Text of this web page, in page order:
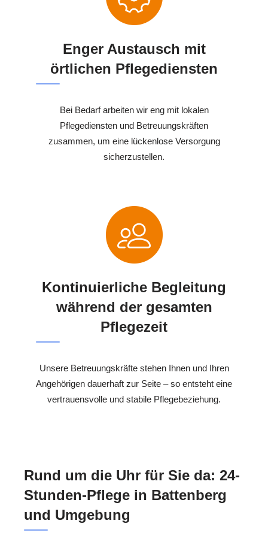
Enger Austausch mit
örtlichen Pflegediensten
Bei Bedarf arbeiten wir eng mit lokalen
Pflegediensten und Betreuungskräften
zusammen, um eine lückenlose Versorgung
sicherzustellen.
Kontinuierliche Begleitung
während der gesamten
Pflegezeit
Unsere Betreuungskräfte stehen Ihnen und Ihren
Angehörigen dauerhaft zur Seite – so entsteht eine
vertrauensvolle und stabile Pflegebeziehung.
Rund um die Uhr für Sie da: 24-
Stunden-Pflege in Battenberg
und Umgebung